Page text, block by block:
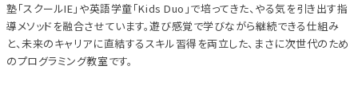
塾「スクールIE」や英語学童「Kids Duo」で培ってきた、やる気を引き出す指
導メソッドを融合させています。遊び感覚で学びながら継続できる仕組み
と、未来のキャリアに直結するスキル習得を両立した、まさに次世代のため
のプログラミング教室です。